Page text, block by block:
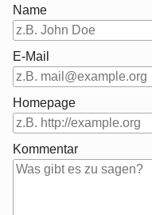
Name
E-Mail
Homepage
Kommentar